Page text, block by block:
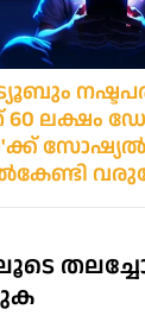
ലക്ഷം
സോഷ്യല്‍